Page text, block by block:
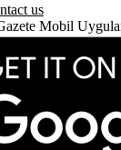
us
Mobil